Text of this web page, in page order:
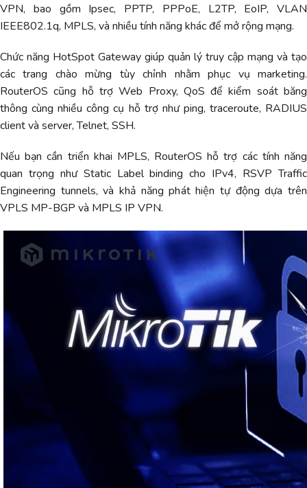
VPN, bao gồm Ipsec, PPTP, PPPoE, L2TP, EoIP, VLAN
IEEE802.1q, MPLS, và nhiều tính năng khác để mở rộng mạng.
Chức năng HotSpot Gateway giúp quản lý truy cập mạng và tạo
các trang chào mừng tùy chỉnh nhằm phục vụ marketing.
RouterOS cũng hỗ trợ Web Proxy, QoS để kiểm soát băng
thông cùng nhiều công cụ hỗ trợ như ping, traceroute, RADIUS
client và server, Telnet, SSH.
Nếu bạn cần triển khai MPLS, RouterOS hỗ trợ các tính năng
quan trọng như Static Label binding cho IPv4, RSVP Traffic
Engineering tunnels, và khả năng phát hiện tự động dựa trên
VPLS MP-BGP và MPLS IP VPN.